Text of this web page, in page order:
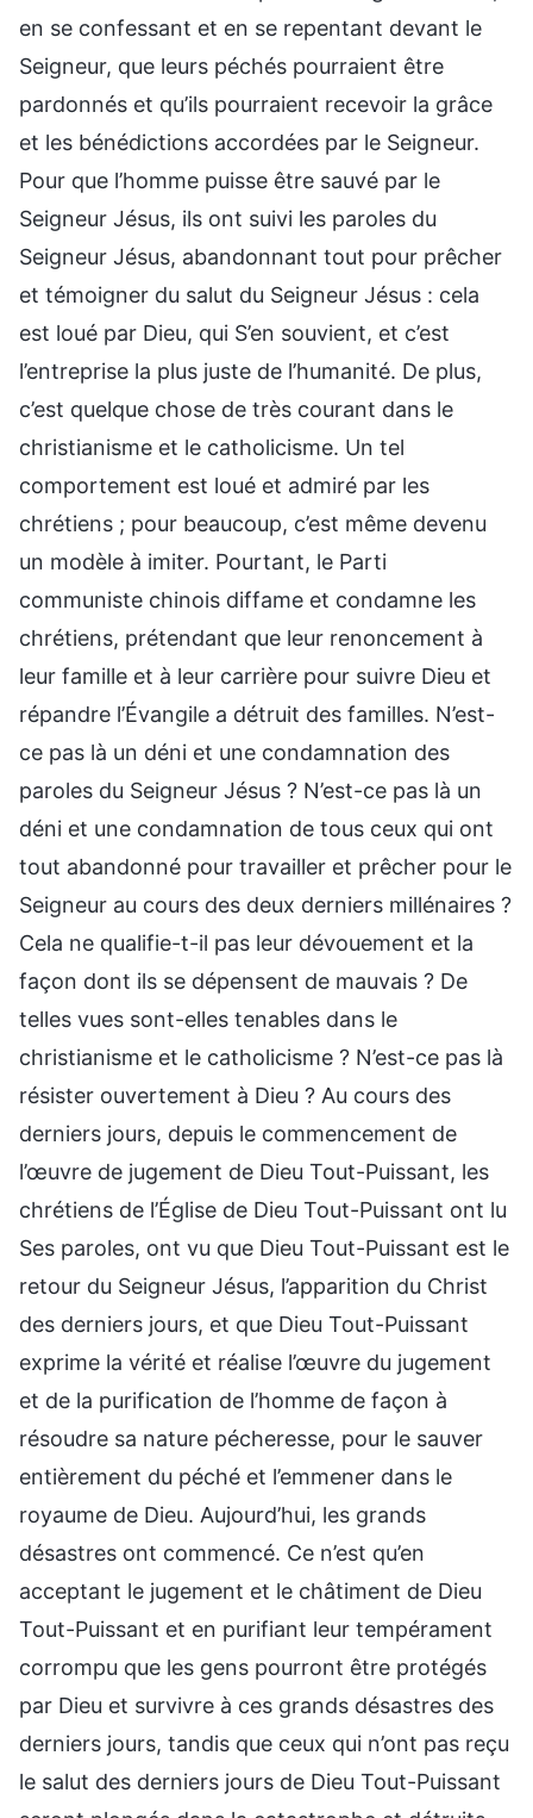
en se confessant et en se repentant devant le
Seigneur, que leurs péchés pourraient être
pardonnés et qu’ils pourraient recevoir la grâce
et les bénédictions accordées par le Seigneur.
Pour que l’homme puisse être sauvé par le
Seigneur Jésus, ils ont suivi les paroles du
Seigneur Jésus, abandonnant tout pour prêcher
et témoigner du salut du Seigneur Jésus : cela
est loué par Dieu, qui S’en souvient, et c’est
l’entreprise la plus juste de l’humanité. De plus,
c’est quelque chose de très courant dans le
christianisme et le catholicisme. Un tel
comportement est loué et admiré par les
chrétiens ; pour beaucoup, c’est même devenu
un modèle à imiter. Pourtant, le Parti
communiste chinois diffame et condamne les
chrétiens, prétendant que leur renoncement à
leur famille et à leur carrière pour suivre Dieu et
répandre l’Évangile a détruit des familles. N’est-
ce pas là un déni et une condamnation des
paroles du Seigneur Jésus ? N’est-ce pas là un
déni et une condamnation de tous ceux qui ont
tout abandonné pour travailler et prêcher pour le
Seigneur au cours des deux derniers millénaires ?
Cela ne qualifie-t-il pas leur dévouement et la
façon dont ils se dépensent de mauvais ? De
telles vues sont-elles tenables dans le
christianisme et le catholicisme ? N’est-ce pas là
résister ouvertement à Dieu ? Au cours des
derniers jours, depuis le commencement de
l’œuvre de jugement de Dieu Tout-Puissant, les
chrétiens de l’Église de Dieu Tout-Puissant ont lu
Ses paroles, ont vu que Dieu Tout-Puissant est le
retour du Seigneur Jésus, l’apparition du Christ
des derniers jours, et que Dieu Tout-Puissant
exprime la vérité et réalise l’œuvre du jugement
et de la purification de l’homme de façon à
résoudre sa nature pécheresse, pour le sauver
entièrement du péché et l’emmener dans le
royaume de Dieu. Aujourd’hui, les grands
désastres ont commencé. Ce n’est qu’en
acceptant le jugement et le châtiment de Dieu
Tout-Puissant et en purifiant leur tempérament
corrompu que les gens pourront être protégés
par Dieu et survivre à ces grands désastres des
derniers jours, tandis que ceux qui n’ont pas reçu
le salut des derniers jours de Dieu Tout-Puissant